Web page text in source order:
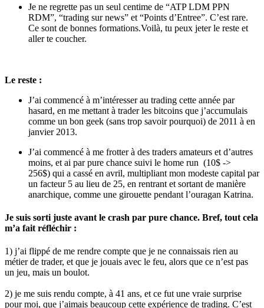
Je ne regrette pas un seul centime de “ATP LDM PPN
RDM”, “trading sur news” et “Points d’Entree”. C’est rare.
Ce sont de bonnes formations.Voilà, tu peux jeter le reste et
aller te coucher.
Le reste :
J’ai commencé à m’intéresser au trading cette année par
hasard, en me mettant à trader les bitcoins que j’accumulais
comme un bon geek (sans trop savoir pourquoi) de 2011 à en
janvier 2013.
J’ai commencé à me frotter à des traders amateurs et d’autres
moins, et ai par pure chance suivi le home run (10$ ->
256$) qui a cassé en avril, multipliant mon modeste capital par
un facteur 5 au lieu de 25, en rentrant et sortant de manière
anarchique, comme une girouette pendant l’ouragan Katrina.
Je suis sorti juste avant le crash par pure chance. Bref, tout cela
m’a fait réfléchir :
1) j’ai flippé de me rendre compte que je ne connaissais rien au
métier de trader, et que je jouais avec le feu, alors que ce n’est pas
un jeu, mais un boulot.
2) je me suis rendu compte, à 41 ans, et ce fut une vraie surprise
pour moi, que j’aimais beaucoup cette expérience de trading. C’est